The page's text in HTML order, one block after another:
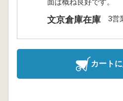
面は概ね良好です。
文京倉庫在庫 3営
カート